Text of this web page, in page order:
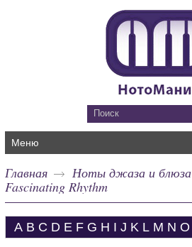
Меню
Главная
Ноты джаза и блюза
Fascinating Rhythm
A B C D E F G H I J K L M N O